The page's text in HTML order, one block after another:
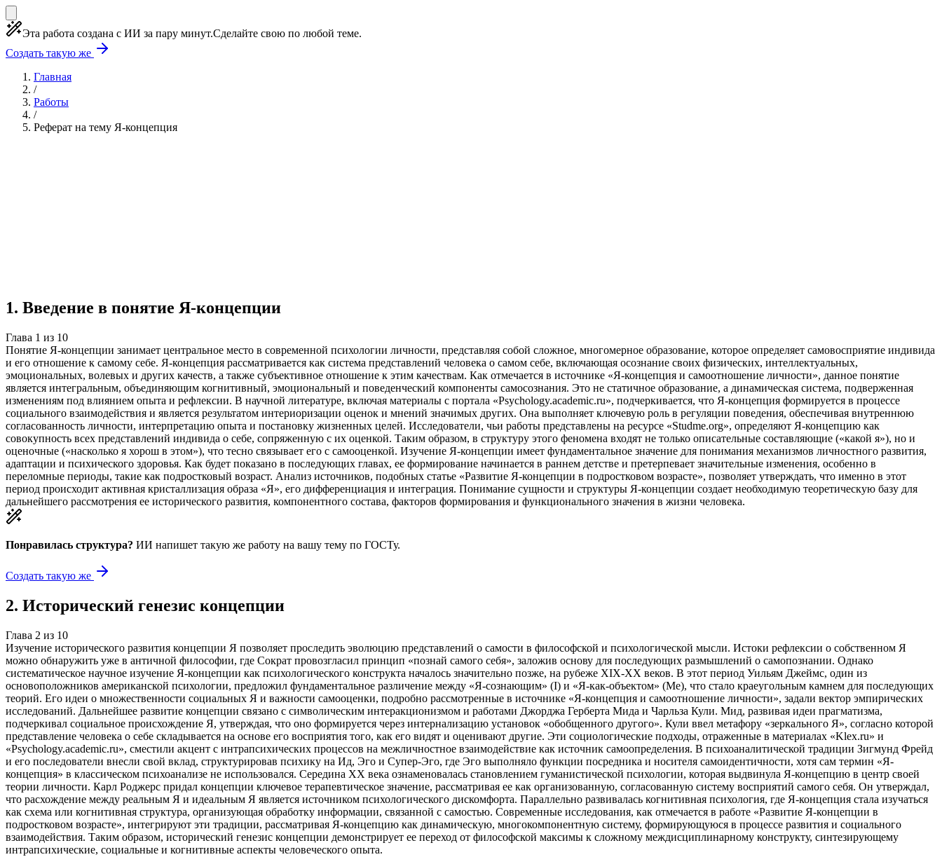
Эта работа создана с ИИ за пару минут.Сделайте свою по любой теме.
Создать такую же
Главная
/
Работы
/
Реферат на тему Я-концепция
1. Введение в понятие Я-концепции
Глава 1 из 10
Понятие Я-концепции занимает центральное место в современной психологии личности, представляя собой сложное, многомерное образование, которое определяет самовосприятие индивида
и его отношение к самому себе. Я-концепция рассматривается как система представлений человека о самом себе, включающая осознание своих физических, интеллектуальных,
эмоциональных, волевых и других качеств, а также субъективное отношение к этим качествам. Как отмечается в источнике «Я-концепция и самоотношение личности», данное понятие
является интегральным, объединяющим когнитивный, эмоциональный и поведенческий компоненты самосознания. Это не статичное образование, а динамическая система, подверженная
изменениям под влиянием опыта и рефлексии. В научной литературе, включая материалы с портала «Psychology.academic.ru», подчеркивается, что Я-концепция формируется в процессе
социального взаимодействия и является результатом интериоризации оценок и мнений значимых других. Она выполняет ключевую роль в регуляции поведения, обеспечивая внутреннюю
согласованность личности, интерпретацию опыта и постановку жизненных целей. Исследователи, чьи работы представлены на ресурсе «Studme.org», определяют Я-концепцию как
совокупность всех представлений индивида о себе, сопряженную с их оценкой. Таким образом, в структуру этого феномена входят не только описательные составляющие («какой я»), но и
оценочные («насколько я хорош в этом»), что тесно связывает его с самооценкой. Изучение Я-концепции имеет фундаментальное значение для понимания механизмов личностного развития,
адаптации и психического здоровья. Как будет показано в последующих главах, ее формирование начинается в раннем детстве и претерпевает значительные изменения, особенно в
переломные периоды, такие как подростковый возраст. Анализ источников, подобных статье «Развитие Я-концепции в подростковом возрасте», позволяет утверждать, что именно в этот
период происходит активная кристаллизация образа «Я», его дифференциация и интеграция. Понимание сущности и структуры Я-концепции создает необходимую теоретическую базу для
дальнейшего рассмотрения ее исторического развития, компонентного состава, факторов формирования и функционального значения в жизни человека.
Понравилась структура? ИИ напишет такую же работу на вашу тему по ГОСТу.
Создать такую же
2. Исторический генезис концепции
Глава 2 из 10
Изучение исторического развития концепции Я позволяет проследить эволюцию представлений о самости в философской и психологической мысли. Истоки рефлексии о собственном Я
можно обнаружить уже в античной философии, где Сократ провозгласил принцип «познай самого себя», заложив основу для последующих размышлений о самопознании. Однако
систематическое научное изучение Я-концепции как психологического конструкта началось значительно позже, на рубеже XIX-XX веков. В этот период Уильям Джеймс, один из
основоположников американской психологии, предложил фундаментальное различение между «Я-сознающим» (I) и «Я-как-объектом» (Me), что стало краеугольным камнем для последующих
теорий. Его идеи о множественности социальных Я и важности самооценки, подробно рассмотренные в источнике «Я-концепция и самоотношение личности», задали вектор эмпирических
исследований. Дальнейшее развитие концепции связано с символическим интеракционизмом и работами Джорджа Герберта Мида и Чарльза Кули. Мид, развивая идеи прагматизма,
подчеркивал социальное происхождение Я, утверждая, что оно формируется через интернализацию установок «обобщенного другого». Кули ввел метафору «зеркального Я», согласно которой
представление человека о себе складывается на основе его восприятия того, как его видят и оценивают другие. Эти социологические подходы, отраженные в материалах «Klex.ru» и
«Psychology.academic.ru», сместили акцент с интрапсихических процессов на межличностное взаимодействие как источник самоопределения. В психоаналитической традиции Зигмунд Фрейд
и его последователи внесли свой вклад, структурировав психику на Ид, Эго и Супер-Эго, где Эго выполняло функции посредника и носителя самоидентичности, хотя сам термин «Я-
концепция» в классическом психоанализе не использовался. Середина XX века ознаменовалась становлением гуманистической психологии, которая выдвинула Я-концепцию в центр своей
теории личности. Карл Роджерс придал концепции ключевое терапевтическое значение, рассматривая ее как организованную, согласованную систему восприятий самого себя. Он утверждал,
что расхождение между реальным Я и идеальным Я является источником психологического дискомфорта. Параллельно развивалась когнитивная психология, где Я-концепция стала изучаться
как схема или когнитивная структура, организующая обработку информации, связанной с самостью. Современные исследования, как отмечается в работе «Развитие Я-концепции в
подростковом возрасте», интегрируют эти традиции, рассматривая Я-концепцию как динамическую, многокомпонентную систему, формирующуюся в процессе развития и социального
взаимодействия. Таким образом, исторический генезис концепции демонстрирует ее переход от философской максимы к сложному междисциплинарному конструкту, синтезирующему
интрапсихические, социальные и когнитивные аспекты человеческого опыта.